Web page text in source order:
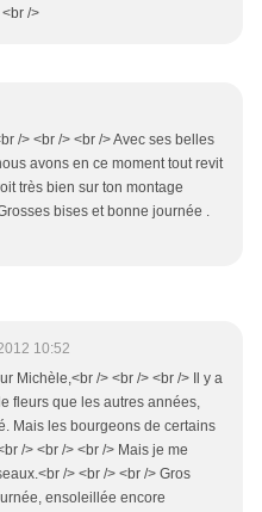
/>
/> <br /> <br /> Avec ses belles
avons en ce moment tout revit
très bien sur ton montage
bises et bonne journée .
10:52
Michèle,<br /> <br /> <br /> Il y a
fleurs que les autres années,
Mais les bourgeons de certains
/> <br /> <br /> Mais je me
/> <br /> <br /> Gros
ensoleillée encore